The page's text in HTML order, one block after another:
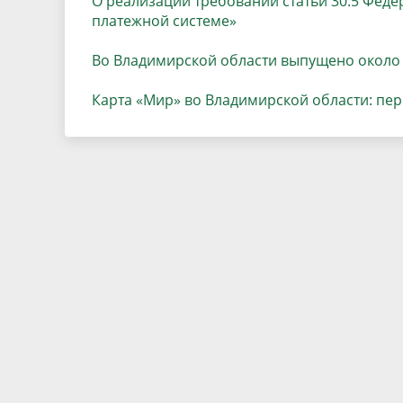
Песни о городе
Градостроительная деятельность
условий труда
органы
платежной системе»
Во Владимирской области выпущено около
Карта «Мир» во Владимирской области: